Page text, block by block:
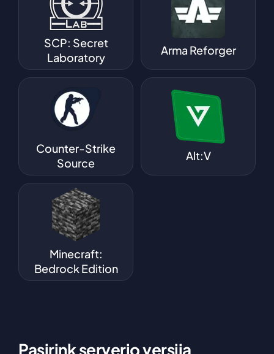
SCP: Secret
Laboratory
Arma Reforger
Counter-Strike
Source
Alt:V
Minecraft:
Bedrock Edition
Pasirink serverio versiją